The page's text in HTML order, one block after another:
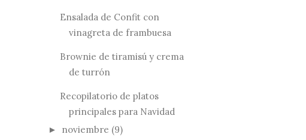
Ensalada de Confit con
vinagreta de frambuesa
Brownie de tiramisú y crema
de turrón
Recopilatorio de platos
principales para Navidad
► noviembre (9)